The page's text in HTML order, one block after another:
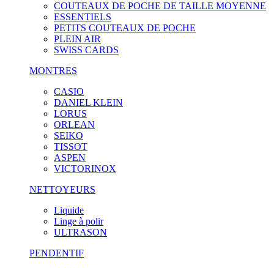
COUTEAUX DE POCHE DE TAILLE MOYENNE
ESSENTIELS
PETITS COUTEAUX DE POCHE
PLEIN AIR
SWISS CARDS
MONTRES
CASIO
DANIEL KLEIN
LORUS
ORLEAN
SEIKO
TISSOT
ASPEN
VICTORINOX
NETTOYEURS
Liquide
Linge à polir
ULTRASON
PENDENTIF